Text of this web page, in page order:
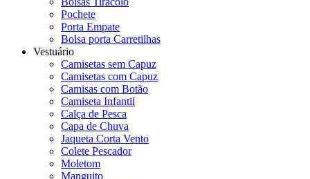
Pochete
Porta Empate
Bolsa porta Carretilhas
Vestuário
Camisetas sem Capuz
Camisetas com Capuz
Camisas com Botão
Camiseta Infantil
Calça de Pesca
Capa de Chuva
Jaqueta Corta Vento
Colete Pescador
Moletom
Manguito